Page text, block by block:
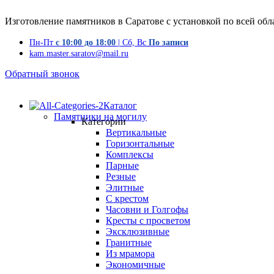
Изготовление памятников в Саратове с установкой по всей
Пн-Пт с 10:00 до 18:00 | Сб, Вс По записи
kam.master.saratov@mail.ru
Обратный звонок
Каталог
Памятники на могилу
Категории
Вертикальные
Горизонтальные
Комплексы
Парные
Резные
Элитные
С крестом
Часовни и Голгофы
Кресты с просветом
Эксклюзивные
Гранитные
Из мрамора
Экономичные